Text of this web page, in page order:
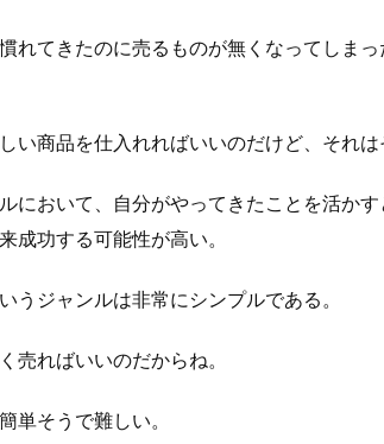
れてきたのに売るものが無くなってしま
い商品を仕入れればいいのだけど、それは
において、自分がやってきたことを活か
成功する可能性が高い。
うジャンルは非常にシンプルである。
売ればいいのだからね。
単そうで難しい。